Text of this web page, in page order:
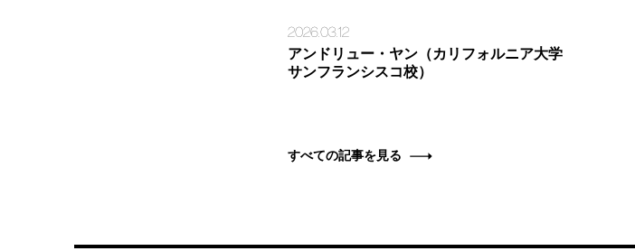
2026.03.12
アンドリュー・ヤン（カリフォルニア大学
サンフランシスコ校）
すべての記事を見る